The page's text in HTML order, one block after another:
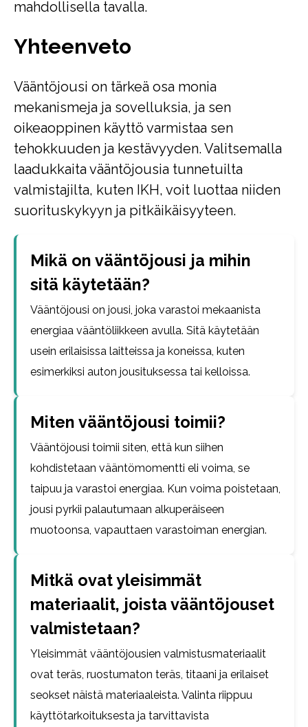
mahdollisella tavalla.
Yhteenveto
Vääntöjousi on tärkeä osa monia
mekanismeja ja sovelluksia, ja sen
oikeaoppinen käyttö varmistaa sen
tehokkuuden ja kestävyyden. Valitsemalla
laadukkaita vääntöjousia tunnetuilta
valmistajilta, kuten IKH, voit luottaa niiden
suorituskykyyn ja pitkäikäisyyteen.
Mikä on vääntöjousi ja mihin
sitä käytetään?
Vääntöjousi on jousi, joka varastoi mekaanista
energiaa vääntöliikkeen avulla. Sitä käytetään
usein erilaisissa laitteissa ja koneissa, kuten
esimerkiksi auton jousituksessa tai kelloissa.
Miten vääntöjousi toimii?
Vääntöjousi toimii siten, että kun siihen
kohdistetaan vääntömomentti eli voima, se
taipuu ja varastoi energiaa. Kun voima poistetaan,
jousi pyrkii palautumaan alkuperäiseen
muotoonsa, vapauttaen varastoiman energian.
Mitkä ovat yleisimmät
materiaalit, joista vääntöjouset
valmistetaan?
Yleisimmät vääntöjousien valmistusmateriaalit
ovat teräs, ruostumaton teräs, titaani ja erilaiset
seokset näistä materiaaleista. Valinta riippuu
käyttötarkoituksesta ja tarvittavista